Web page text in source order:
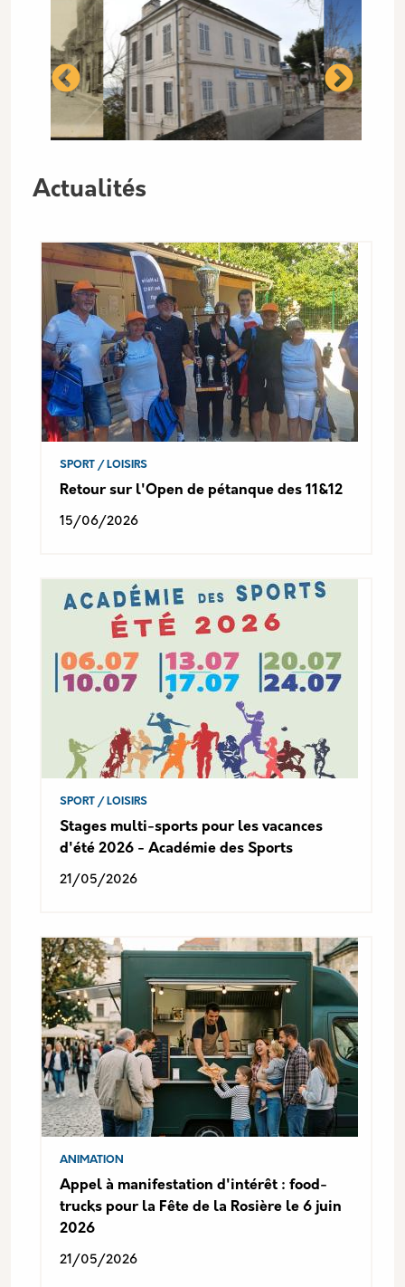
Actualités
SPORT / LOISIRS
Retour sur l'Open de pétanque des 11&12
15/06/2026
SPORT / LOISIRS
Stages multi-sports pour les vacances
d'été 2026 - Académie des Sports
21/05/2026
ANIMATION
Appel à manifestation d'intérêt : food-
trucks pour la Fête de la Rosière le 6 juin
2026
21/05/2026